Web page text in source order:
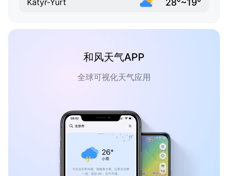
Katyr-Yurt
和风天气APP
全球可视化天气应用